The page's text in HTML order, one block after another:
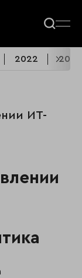
2022 2021
ИТ-